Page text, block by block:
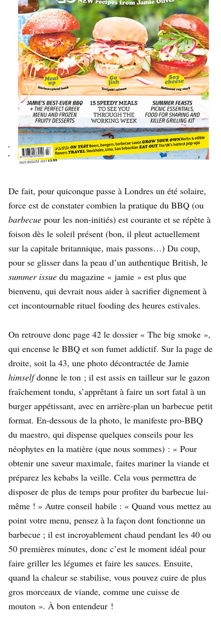
De fait, pour quiconque passe à Londres un été solaire,
force est de constater combien la pratique du BBQ (ou
barbecue pour les non-initiés) est courante et se répète à
foison dès le soleil présent (bon, il pleut actuellement
sur la capitale britannique, mais passons…) Du coup,
pour se glisser dans la peau d’un authentique British, le
summer issue du magazine « jamie » est plus que
bienvenu, qui devrait nous aider à sacrifier dignement à
cet incontournable rituel fooding des heures estivales.
On retrouve donc page 42 le dossier « The big smoke »,
qui encense le BBQ et son fumet addictif. Sur la page de
droite, soit la 43, une photo décontractée de Jamie
himselfdonne le ton ; il est assis en tailleur sur le gazon
fraîchement tondu, s’apprêtant à faire un sort fatal à un
burger appétissant, avec en arrière-plan un barbecue petit
format. En-dessous de la photo, le manifeste pro-BBQ
du maestro, qui dispense quelques conseils pour les
néophytes en la matière (que nous sommes) : « Pour
obtenir une saveur maximale, faites mariner la viande et
préparez les kebabs la veille. Cela vous permettra de
disposer de plus de temps pour profiter du barbecue lui-
même ! » Autre conseil habile : « Quand vous mettez au
point votre menu, pensez à la façon dont fonctionne un
barbecue ; il est incroyablement chaud pendant les 40 ou
50 premières minutes, donc c’est le moment idéal pour
faire griller les légumes et faire les sauces. Ensuite,
quand la chaleur se stabilise, vous pouvez cuire de plus
gros morceaux de viande, comme une cuisse de
mouton ». À bon entendeur !